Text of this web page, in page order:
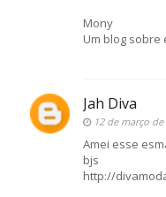
Mony
Um blog sobre
Jah Diva
12 de março
Amei esse
bjs
http://